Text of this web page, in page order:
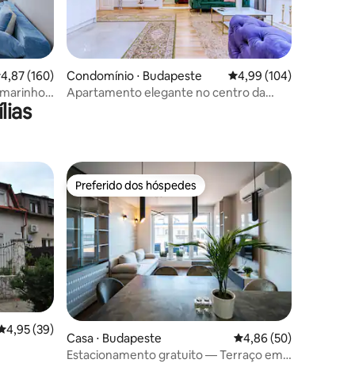
de uma avaliação média de 5, 160 avaliações
4,87 (160)
Condomínio ⋅ Budapeste 4,99 de uma avaliação
4,99 (104)
Apartamento elegante no centro da
de uma avaliação média de 5, 39 avaliações
4,95 (39)
Preferido dos hóspedes
Preferido dos hóspedes
Casa ⋅ Budapeste 4,86 de uma
4,86 (50)
Estacionamento gratuito — Terraço em